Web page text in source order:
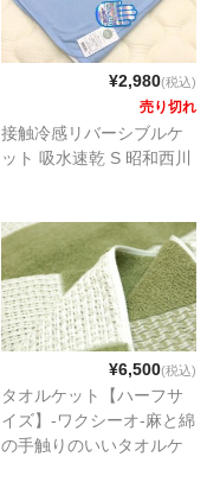
¥2,980(税込)
売り切れ
接触冷感リバーシブルケ
ット 吸水速乾 S 昭和西川
¥6,500(税込)
タオルケット【ハーフサ
イズ】-ワクシーオ-麻と綿
の手触りのいいタオルケ